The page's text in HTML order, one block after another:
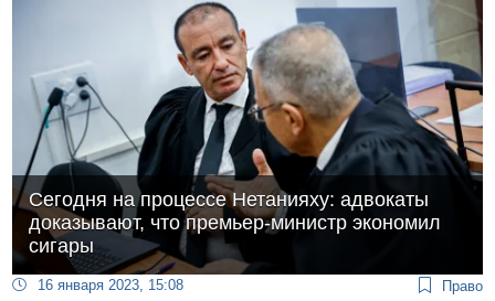
Сегодня на процессе Нетанияху: адвокаты
доказывают, что премьер-министр экономил
сигары
16 января 2023, 15:08 Право